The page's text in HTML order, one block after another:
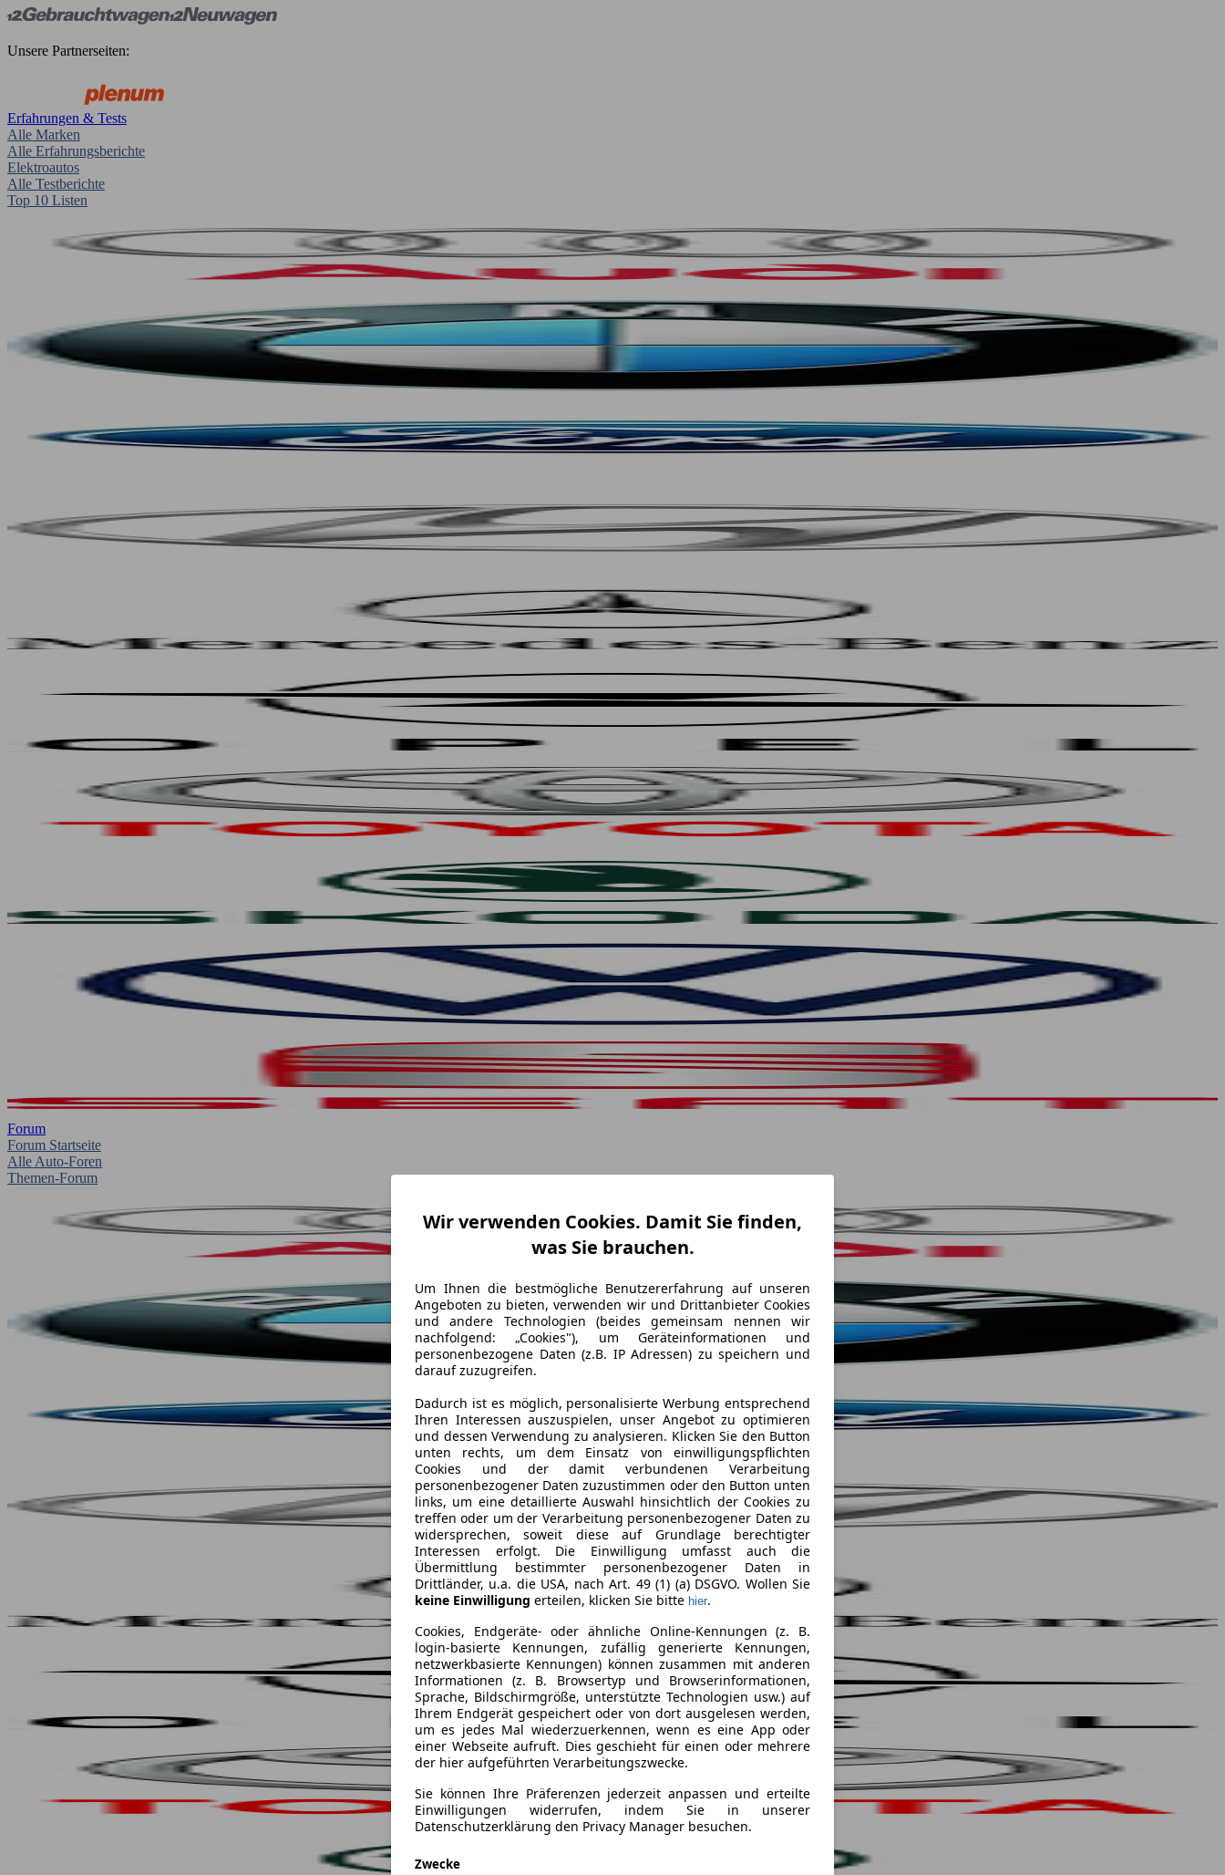
Unsere Partnerseiten:
Erfahrungen & Tests
Alle Marken
Alle Erfahrungsberichte
Elektroautos
Alle Testberichte
Top 10 Listen
Forum
Forum Startseite
Alle Auto-Foren
Themen-Forum
Wir verwenden Cookies. Damit Sie finden,
was Sie brauchen.
Um Ihnen die bestmögliche Benutzererfahrung auf unseren
Angeboten zu bieten, verwenden wir und Drittanbieter Cookies
und andere Technologien (beides gemeinsam nennen wir
nachfolgend: „Cookies"), um Geräteinformationen und
personenbezogene Daten (z.B. IP Adressen) zu speichern und
darauf zuzugreifen.
Dadurch ist es möglich, personalisierte Werbung entsprechend
Ihren Interessen auszuspielen, unser Angebot zu optimieren
und dessen Verwendung zu analysieren. Klicken Sie den Button
unten rechts, um dem Einsatz von einwilligungspflichten
Cookies und der damit verbundenen Verarbeitung
personenbezogener Daten zuzustimmen oder den Button unten
links, um eine detaillierte Auswahl hinsichtlich der Cookies zu
treffen oder um der Verarbeitung personenbezogener Daten zu
widersprechen, soweit diese auf Grundlage berechtigter
Interessen erfolgt. Die Einwilligung umfasst auch die
Übermittlung bestimmter personenbezogener Daten in
Drittländer, u.a. die USA, nach Art. 49 (1) (a) DSGVO. Wollen Sie
keine Einwilligung erteilen, klicken Sie bitte hier.
Cookies, Endgeräte- oder ähnliche Online-Kennungen (z. B.
login-basierte Kennungen, zufällig generierte Kennungen,
netzwerkbasierte Kennungen) können zusammen mit anderen
Informationen (z. B. Browsertyp und Browserinformationen,
Sprache, Bildschirmgröße, unterstützte Technologien usw.) auf
Ihrem Endgerät gespeichert oder von dort ausgelesen werden,
um es jedes Mal wiederzuerkennen, wenn es eine App oder
einer Webseite aufruft. Dies geschieht für einen oder mehrere
der hier aufgeführten Verarbeitungszwecke.
Sie können Ihre Präferenzen jederzeit anpassen und erteilte
Einwilligungen widerrufen, indem Sie in unserer
Datenschutzerklärung den Privacy Manager besuchen.
Zwecke